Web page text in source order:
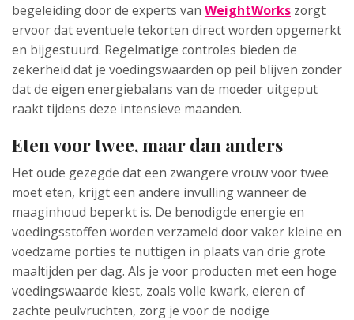
begeleiding door de experts van WeightWorks zorgt
ervoor dat eventuele tekorten direct worden opgemerkt
en bijgestuurd. Regelmatige controles bieden de
zekerheid dat je voedingswaarden op peil blijven zonder
dat de eigen energiebalans van de moeder uitgeput
raakt tijdens deze intensieve maanden.
Eten voor twee, maar dan anders
Het oude gezegde dat een zwangere vrouw voor twee
moet eten, krijgt een andere invulling wanneer de
maaginhoud beperkt is. De benodigde energie en
voedingsstoffen worden verzameld door vaker kleine en
voedzame porties te nuttigen in plaats van drie grote
maaltijden per dag. Als je voor producten met een hoge
voedingswaarde kiest, zoals volle kwark, eieren of
zachte peulvruchten, zorg je voor de nodige